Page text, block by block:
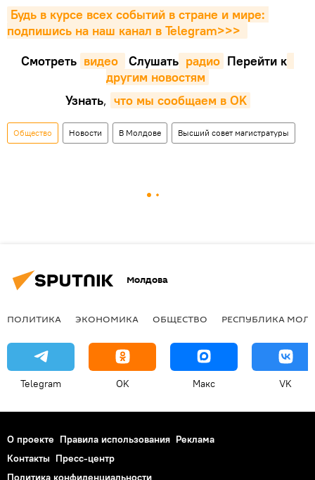
Будь в курсе всех событий в стране и мире:
подпишись на наш канал в Telegram>>>
Смотреть видео Cлушать радио Перейти к
другим новостям
Узнать, что мы сообщаем в OK
Общество Новости В Молдове Высший совет магистратуры
Молдова
ПОЛИТИКА ЭКОНОМИКА ОБЩЕСТВО РЕСПУБЛИКА
Telegram OK Макс VK
О проекте Правила использования Реклама
Контакты Пресс-центр
Политика конфиденциальности